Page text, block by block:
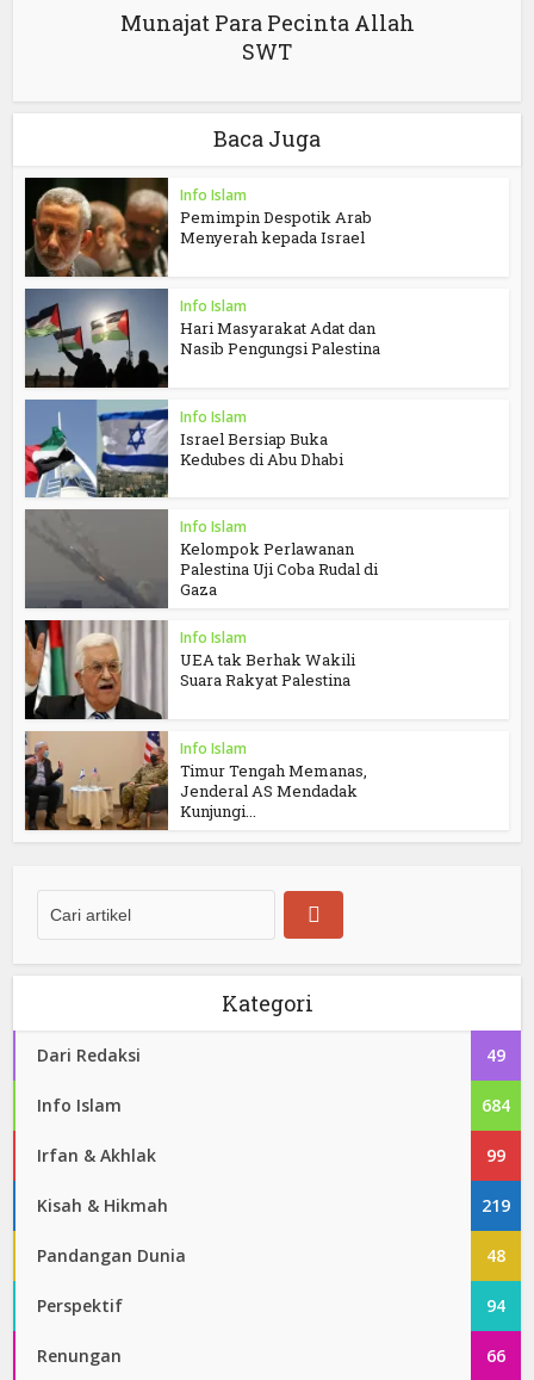
Munajat Para Pecinta Allah
SWT
Baca Juga
Info Islam
Pemimpin Despotik Arab
Menyerah kepada Israel
Info Islam
Hari Masyarakat Adat dan
Nasib Pengungsi Palestina
Info Islam
Israel Bersiap Buka
Kedubes di Abu Dhabi
Info Islam
Kelompok Perlawanan
Palestina Uji Coba Rudal di
Gaza
Info Islam
UEA tak Berhak Wakili
Suara Rakyat Palestina
Info Islam
Timur Tengah Memanas,
Jenderal AS Mendadak
Kunjungi...
Kategori
Dari Redaksi 49
Info Islam 684
Irfan & Akhlak 99
Kisah & Hikmah 219
Pandangan Dunia 48
Perspektif 94
Renungan 66